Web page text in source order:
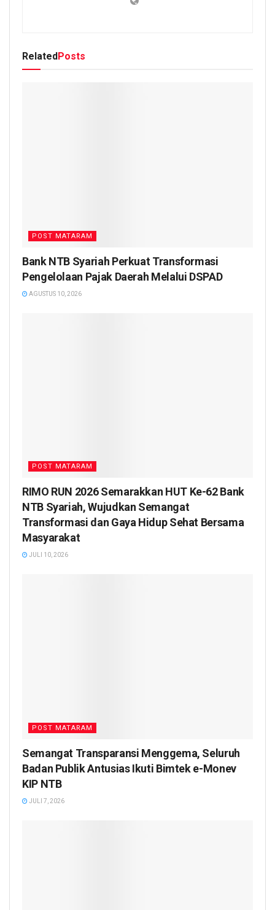
RelatedPosts
POST MATARAM
Bank NTB Syariah Perkuat Transformasi
Pengelolaan Pajak Daerah Melalui DSPAD
AGUSTUS 10, 2026
POST MATARAM
RIMO RUN 2026 Semarakkan HUT Ke-62 Bank
NTB Syariah, Wujudkan Semangat
Transformasi dan Gaya Hidup Sehat Bersama
Masyarakat
JULI 10, 2026
POST MATARAM
Semangat Transparansi Menggema, Seluruh
Badan Publik Antusias Ikuti Bimtek e-Monev
KIP NTB
JULI 7, 2026